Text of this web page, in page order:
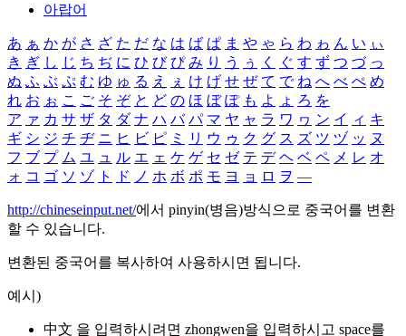
아랍어
あ ぁ か が さ ざ た だ な は ば ぱ ま や ゃ ら わ ゎ ん い ぃ
き ぎ し じ ち ぢ に ひ び ぴ み り う ぅ く ぐ す ず つ づ っ
ぬ ふ ぶ ぷ む ゆ ゅ る え ぇ け げ せ ぜ て で ね へ べ ぺ め
れ お ぉ こ ご そ ぞ と ど の ほ ぼ ぽ も よ ょ ろ を
ア ァ カ サ ザ タ ダ ナ ハ バ パ マ ヤ ャ ラ ワ ヮ ン イ ィ キ
ギ シ ジ チ ヂ ニ ヒ ビ ピ ミ リ ウ ゥ ク グ ス ズ ツ ヅ ッ ヌ
フ ブ プ ム ユ ュ ル エ ェ ケ ゲ セ ゼ テ デ ヘ ベ ペ メ レ オ
ォ コ ゴ ソ ゾ ト ド ノ ホ ボ ポ モ ヨ ョ ロ ヲ ―
http://chineseinput.net/에서 pinyin(병음)방식으로 중국어를 변환
할 수 있습니다.
변환된 중국어를 복사하여 사용하시면 됩니다.
예시)
中文 을 입력하시려면 zhongwen을 입력하시고 space를